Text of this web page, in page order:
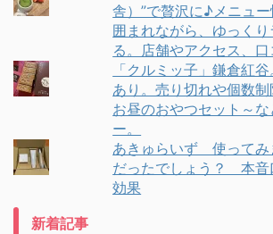
舎）”で贅沢に♪メニュ
囲まれながら、ゆっく
る。店舗やアクセス、
「クルミッ子」鎌倉紅
あり。売り切れや個数
お昼のおやつセット～
ー。
あきゅらいず 使ってみ
だったでしょう？ 本音
効果
新着記事